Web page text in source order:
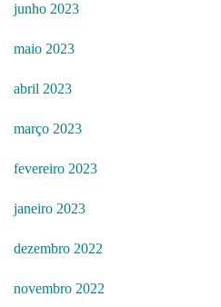
junho 2023
maio 2023
abril 2023
março 2023
fevereiro 2023
janeiro 2023
dezembro 2022
novembro 2022